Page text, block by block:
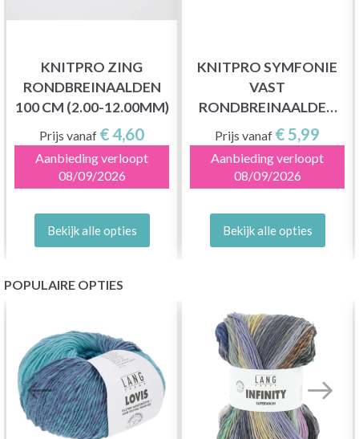
KNITPRO ZING
RONDBREINAALDEN
100 CM (2.00-12.00MM)
Prijs vanaf € 4,60
Aanbieding verloopt
08/09/2026
Bekijk alle opties
KNITPRO SYMFONIE
VAST
RONDBREINAALDEN
80 CM (2.00-12.00MM)
Prijs vanaf € 5,99
Aanbieding verloopt
08/09/2026
Bekijk alle opties
POPULAIRE OPTIES